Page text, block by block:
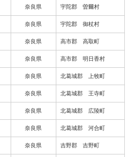
奈良県 宇陀郡 曽爾村
奈良県 宇陀郡 御杖村
奈良県 高市郡 高取町
奈良県 高市郡 明日香村
奈良県 北葛城郡 上牧町
奈良県 北葛城郡 王寺町
奈良県 北葛城郡 広陵町
奈良県 北葛城郡 河合町
奈良県 吉野郡 吉野町